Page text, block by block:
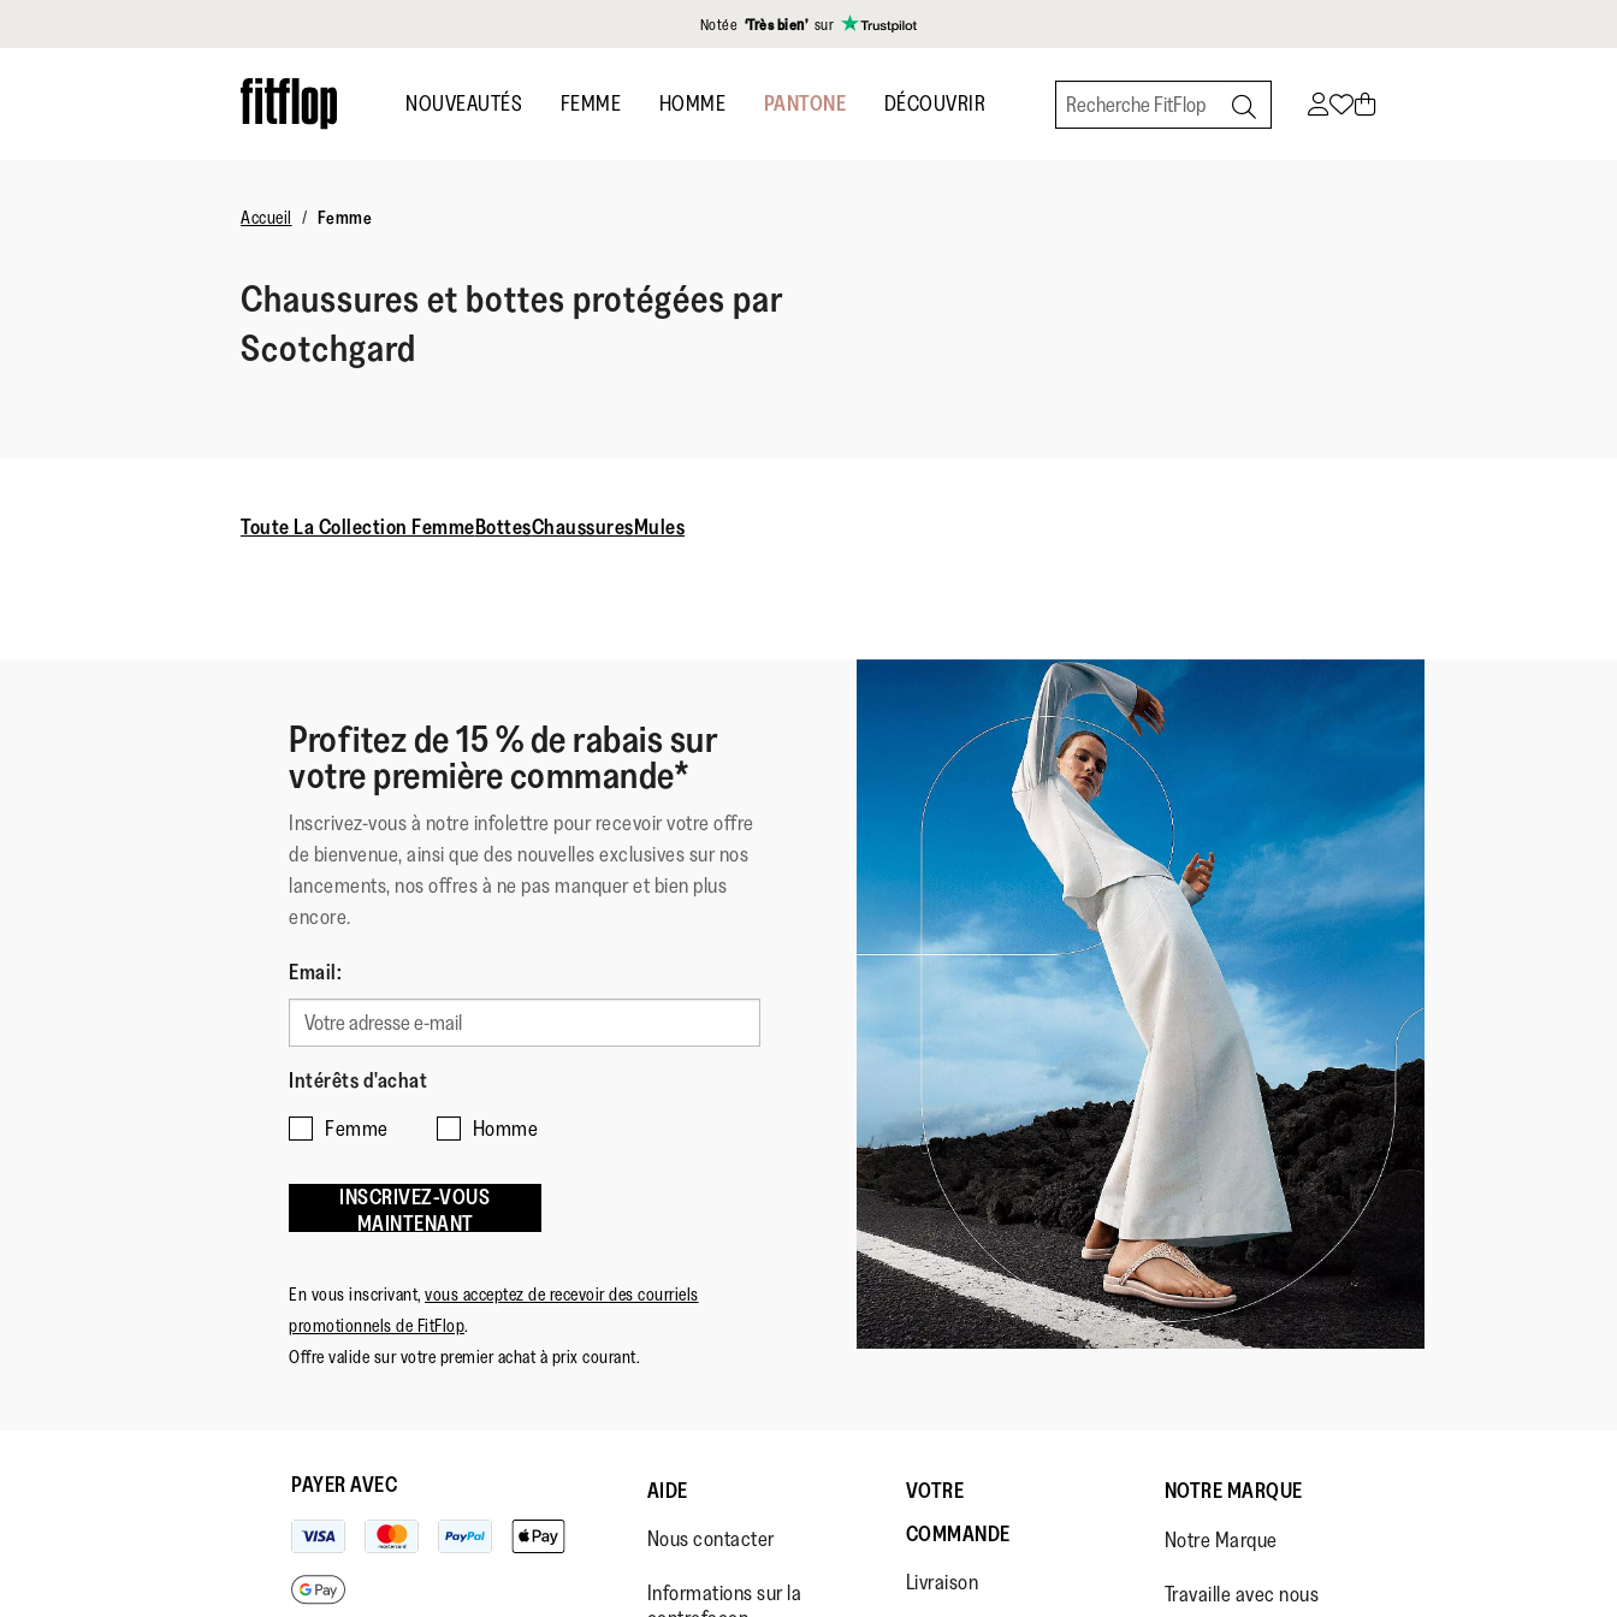
Notée ‘Très bien’ sur
to
main
NOUVEAUTÉS FEMME HOMME PANTONE DÉCOUVRIR
Accueil Femme
Chaussures et bottes protégées par
Scotchgard
Toute La Collection FemmeBottesChaussuresMules
Profitez de 15 % de rabais sur
votre première commande*
Inscrivez-vous à notre infolettre pour recevoir votre offre
de bienvenue, ainsi que des nouvelles exclusives sur nos
lancements, nos offres à ne pas manquer et bien plus
encore.
Email:
Intérêts d'achat
Femme
Homme
INSCRIVEZ-VOUS
MAINTENANT
En vous inscrivant, vous acceptez de recevoir des courriels
promotionnels de FitFlop.
Offre valide sur votre premier achat à prix courant.
PAYER AVEC
AIDE
Nous contacter
Informations sur la
VOTRE
COMMANDE
Livraison
NOTRE MARQUE
Notre Marque
Travaille avec nous